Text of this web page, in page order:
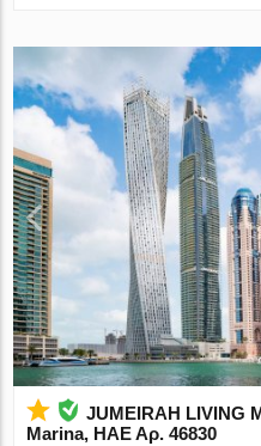
JUMEIRAH LIVING
Marina, ΗΑΕ Αρ. 46830